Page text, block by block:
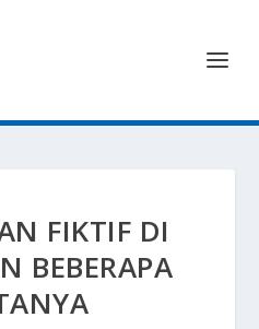
FIKTIF DI
BEBERAPA